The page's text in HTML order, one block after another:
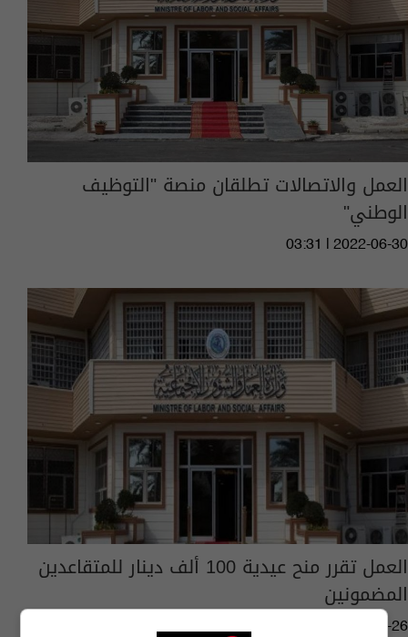
العمل والاتصالات تطلقان منصة "التوظيف
الوطني"
03:31 | 2022-06-30
العمل تقرر منح عيدية 100 ألف دينار للمتقاعدين
المضمونين
04:35 | 2022-05-26